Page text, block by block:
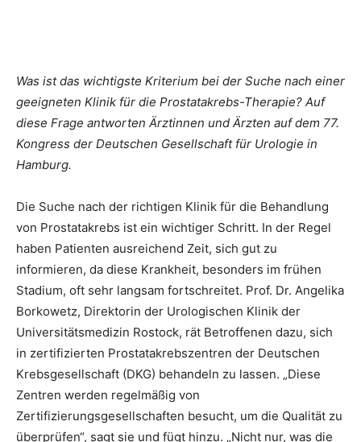
Was ist das wichtigste Kriterium bei der Suche nach einer
geeigneten Klinik für die Prostatakrebs-Therapie? Auf
diese Frage antworten Ärztinnen und Ärzten auf dem 77.
Kongress der Deutschen Gesellschaft für Urologie in
Hamburg.
Die Suche nach der richtigen Klinik für die Behandlung
von Prostatakrebs ist ein wichtiger Schritt. In der Regel
haben Patienten ausreichend Zeit, sich gut zu
informieren, da diese Krankheit, besonders im frühen
Stadium, oft sehr langsam fortschreitet. Prof. Dr. Angelika
Borkowetz, Direktorin der Urologischen Klinik der
Universitätsmedizin Rostock, rät Betroffenen dazu, sich
in zertifizierten Prostatakrebszentren der Deutschen
Krebsgesellschaft (DKG) behandeln zu lassen. „Diese
Zentren werden regelmäßig von
Zertifizierungsgesellschaften besucht, um die Qualität zu
überprüfen“, sagt sie und fügt hinzu. „Nicht nur, was die